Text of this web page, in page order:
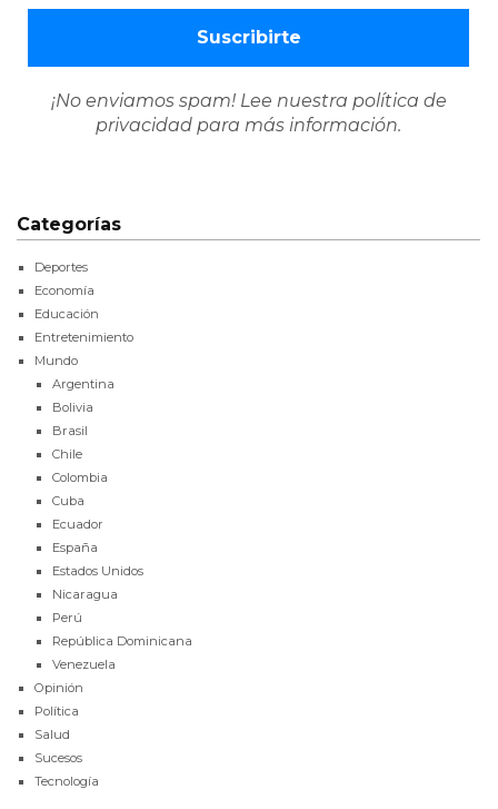
¡No enviamos spam! Lee nuestra política de
privacidad para más información.
Categorías
Deportes
Economía
Educación
Entretenimiento
Mundo
Argentina
Bolivia
Brasil
Chile
Colombia
Cuba
Ecuador
España
Estados Unidos
Nicaragua
Perú
República Dominicana
Venezuela
Opinión
Política
Salud
Sucesos
Tecnología